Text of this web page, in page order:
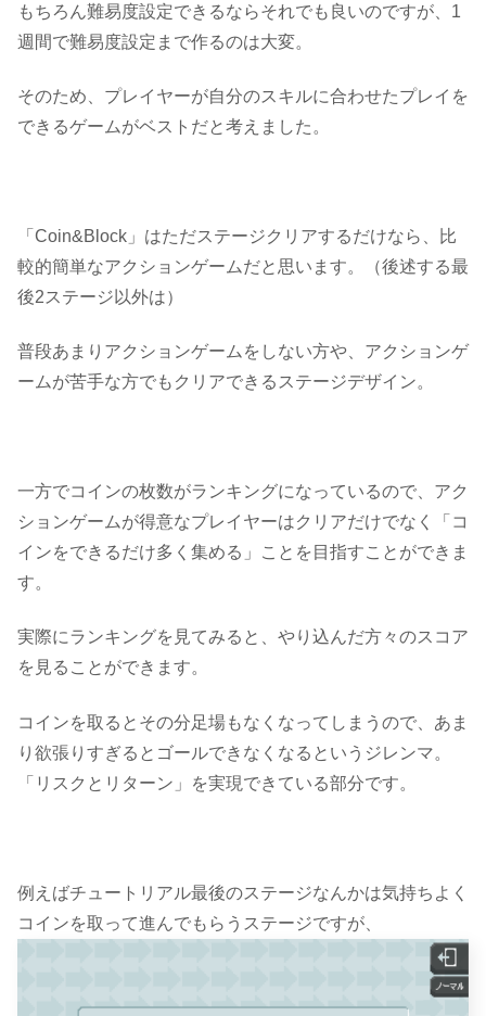
もちろん難易度設定できるならそれでも良いのですが、1
週間で難易度設定まで作るのは大変。
そのため、 プレイヤーが自分のスキルに合わせたプレイを
できるゲームがベストだと考えました。
「Coin&Block」はただステージクリアするだけなら、比
較的簡単なアクションゲームだと思います。（後述する最
後2ステージ以外は）
普段あまりアクションゲームをしない方や、アクションゲ
ームが苦手な方でもクリアできるステージデザイン。
一方でコインの枚数がランキングになっているので、アク
ションゲームが得意なプレイヤーはクリアだけでなく「コ
インをできるだけ多く集める」ことを目指すことができま
す。
実際にランキングを見てみると、やり込んだ方々のスコア
を見ることができます。
コインを取るとその分足場もなくなってしまうので、あま
り欲張りすぎるとゴールできなくなるというジレンマ。
「リスクとリターン」
を実現できている部分です。
例えばチュートリアル最後のステージなんかは気持ちよく
コインを取って進んでもらうステージですが、